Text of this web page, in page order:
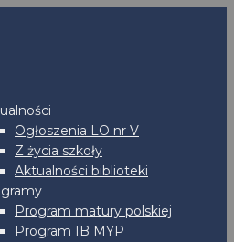
Ogłoszenia LO nr V
Z życia szkoły
Aktualności biblioteki
Program matury polskiej
Program IB MYP